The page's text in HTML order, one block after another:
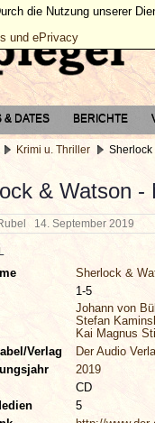
& DATES BERICHTE
Krimi u. Thriller
Sherlock
& Watson -
14. September 2019
Sherlock &
1-5
Johann von
Stefan
Kai Magnus
Verlag
Der Audio
2019
CD
5
die Nutzung unserer
und ePrivacy